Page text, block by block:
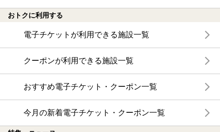
おトクに利用する
電子チケットが利用できる施設一覧
クーポンが利用できる施設一覧
おすすめ電子チケット・クーポン一覧
今月の新着電子チケット・クーポン一覧